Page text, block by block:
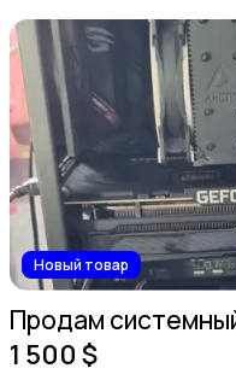
Аксессуары
Объективы
Новый товар
Продам
1 500 $